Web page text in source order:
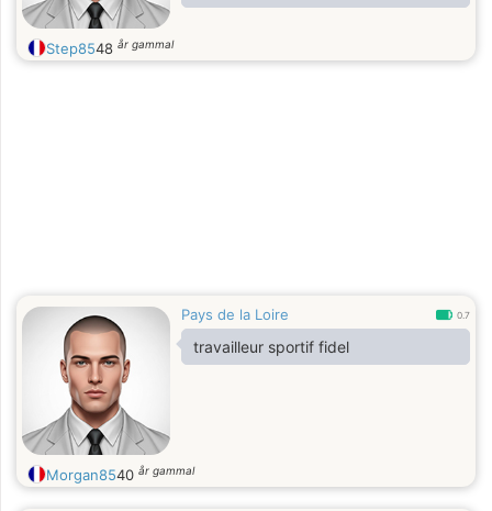
Step8548 år gammal
Pays de la Loire 0.7
travailleur sportif fidel
Morgan8540 år gammal